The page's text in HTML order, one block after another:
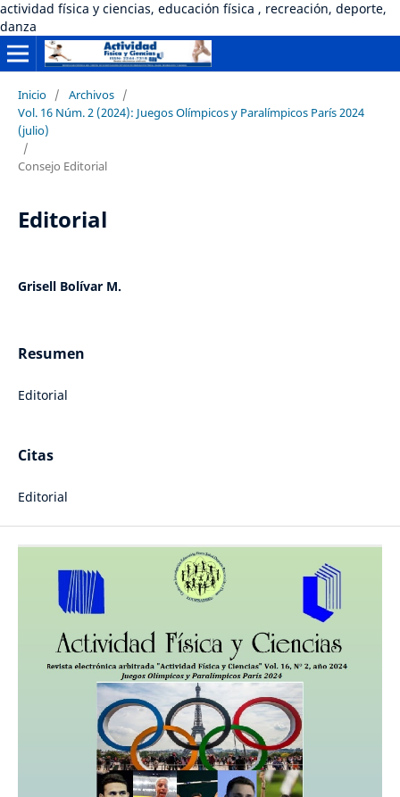
actividad física y ciencias, educación física , recreación, deporte,
danza
Inicio / Archivos /
Vol. 16 Núm. 2 (2024): Juegos Olímpicos y Paralímpicos París 2024
(julio)
/
Consejo Editorial
Editorial
Grisell Bolívar M.
Resumen
Editorial
Citas
Editorial